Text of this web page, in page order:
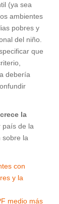
(ya sea
ambientes
pobres y
del niño.
que
debería
la
país de la
sobre la
con
y la
medio más